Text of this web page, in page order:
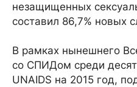
незащищенных
составил 86,7% новых
В рамках нынешнего
со СПИДом среди
UNAIDS на 2015 год,